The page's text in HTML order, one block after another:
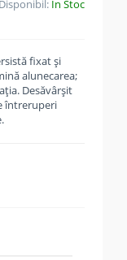
Disponibil: In Stoc
fixat și
alunecarea;
Desăvârșit
întreruperi